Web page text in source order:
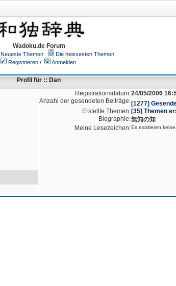
Wadoku.de Forum
Neueste Themen
Die heissesten Themen
Registrieren /
Anmelden
Profil für :: Dan
Registrationsdatum:24/05/2006
Anzahl der gesendeten Beiträge: [1277]
Erstellte Themen: [35] Themen
Biographie:無知の知
Meine Lesezeichen:Es existieren